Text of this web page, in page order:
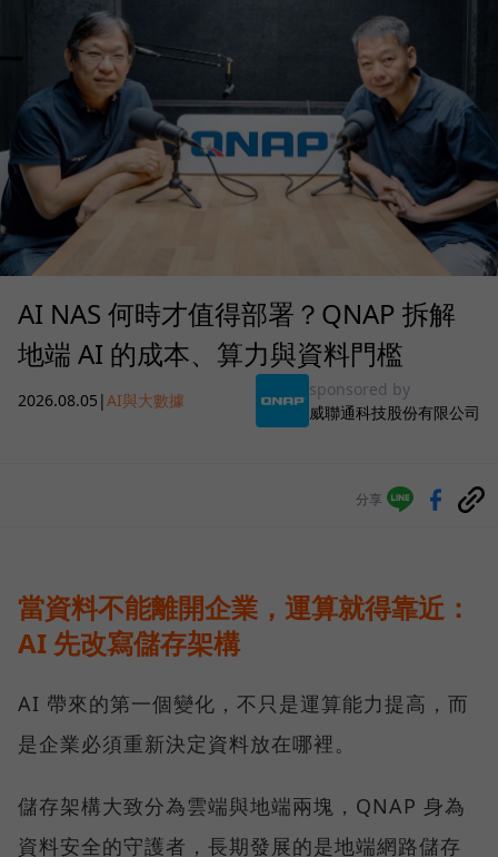
AI NAS 何時才值得部署？QNAP 拆解
地端 AI 的成本、算力與資料門檻
2026.08.05 |AI與大數據
sponsored by
威聯通科技股份有限公司
分享
當資料不能離開企業，運算就得靠近：
AI 先改寫儲存架構
AI 帶來的第一個變化，不只是運算能力提高，而
是企業必須重新決定資料放在哪裡。
儲存架構大致分為雲端與地端兩塊，QNAP 身為
資料安全的守護者，長期發展的是地端網路儲存